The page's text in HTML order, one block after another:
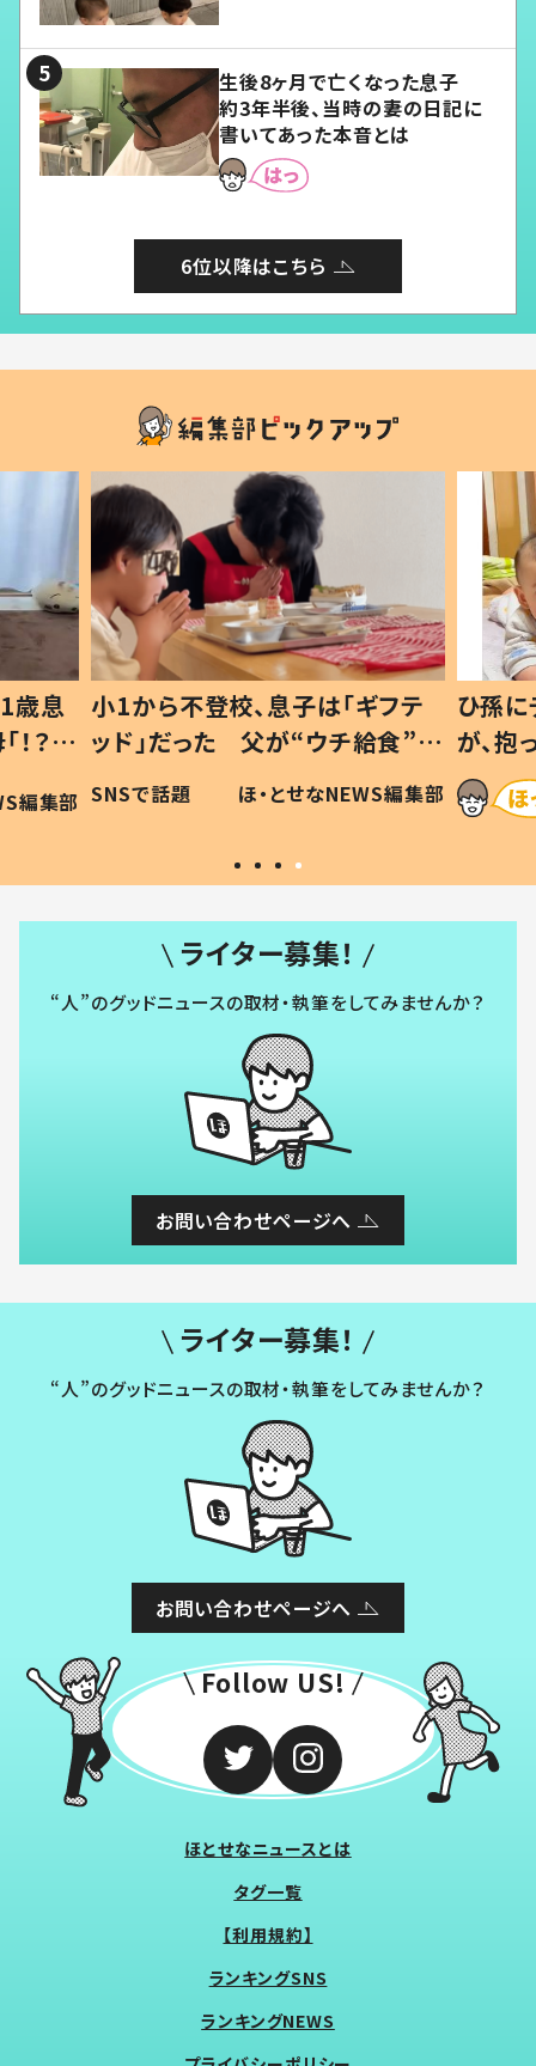
生後8ヶ月で亡くなった息子
約3年半後、当時の妻の日記に
書いてあった本音とは
6位以降はこちら
歳息
？」
編集部
小1から不登校、息子は「ギフテ
ッド」だった 父が“ウチ給食”を
作り続ける理由とは #令和の親
#令和の子
SNSで話題 ほ・とせなNEWS編集部
ひ孫
が、
「涙が
い」
ライター募集！
“人”のグッドニュースの取材・執筆をしてみませんか？
お問い合わせページへ
ライター募集！
“人”のグッドニュースの取材・執筆をしてみませんか？
お問い合わせページへ
Follow US!
ほとせなニュースとは
タグ一覧
【利用規約】
ランキングSNS
ランキングNEWS